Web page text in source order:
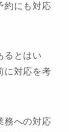
約にも対応
るとはい
に対応を考
務への対応